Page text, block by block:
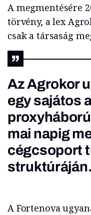
A megmentésére
törvény, a lex
csak a társaság
Az Agrokor
egy sajátos
mai napig
cégcsoport
struktúráján.
A Fortenova